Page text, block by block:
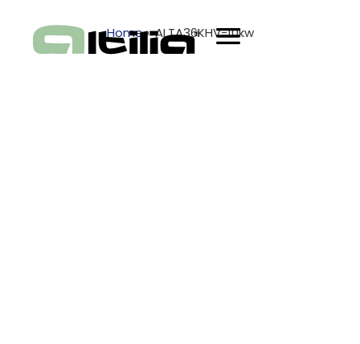
Home»ALTA36KHV-10kw